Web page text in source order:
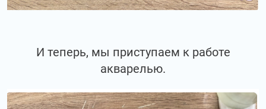
И теперь, мы приступаем к работе
акварелью.